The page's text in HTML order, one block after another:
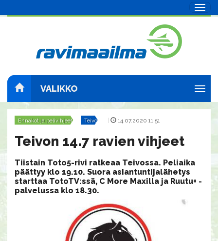
VALIKKO
Ennakot ja pelivihjeet Teivo 14.07.2020 11:51
Teivon 14.7 ravien vihjeet
Tiistain Toto5-rivi ratkeaa Teivossa. Peliaika
päättyy klo 19.10. Suora asiantuntijalähetys
starttaa TotoTV:ssä, C More Maxilla ja Ruutu+ -
palvelussa klo 18.30.